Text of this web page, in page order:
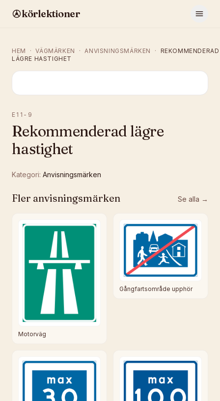
körlektioner
HEM · VÄGMÄRKEN · ANVISNINGSMÄRKEN ·
REKOMMENDERAD
LÄGRE HASTIGHET
E11-9
Rekommenderad lägre
hastighet
Kategori: Anvisningsmärken
Fler anvisningsmärken Se alla →
Motorväg
Gångfartsområde upphör